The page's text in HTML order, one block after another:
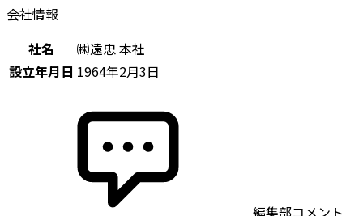
会社情報
社名
㈱遠忠 本社
設立年月日 1964年2月3日
編集部コメント